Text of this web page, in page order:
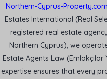
Northern-Cyprus-Property.com
Estates International (Real
registered real estate
Northern Cyprus), we
Estate Agents Law
expertise ensures that every